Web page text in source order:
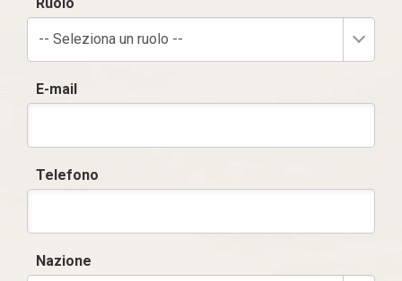
-- Seleziona un ruolo --
E-mail
Telefono
Nazione